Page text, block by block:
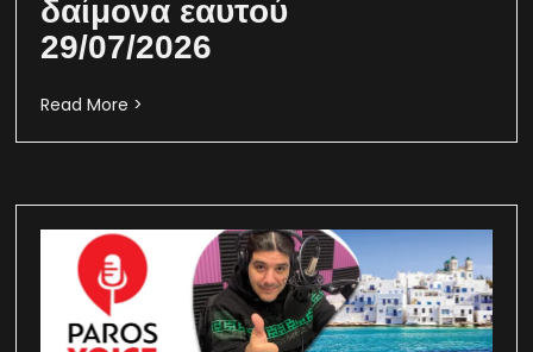
δαίμονα εαυτού
29/07/2026
Read More >